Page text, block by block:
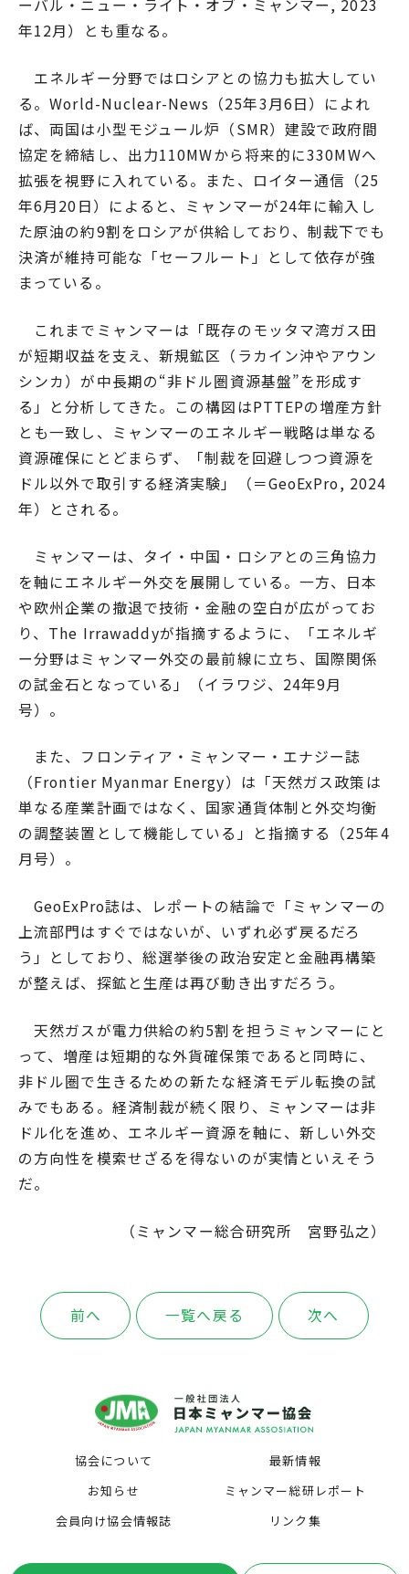
ーバル・ニュー・ライト・オブ・ミャンマー, 2023
年12月）とも重なる。
エネルギー分野ではロシアとの協力も拡大してい
る。World-Nuclear-News（25年3月6日）によれ
ば、両国は小型モジュール炉（SMR）建設で政府間
協定を締結し、出力110MWから将来的に330MWへ
拡張を視野に入れている。また、ロイター通信（25
年6月20日）によると、ミャンマーが24年に輸入し
た原油の約9割をロシアが供給しており、制裁下でも
決済が維持可能な「セーフルート」として依存が強
まっている。
これまでミャンマーは「既存のモッタマ湾ガス田
が短期収益を支え、新規鉱区（ラカイン沖やアウン
シンカ）が中長期の“非ドル圏資源基盤”を形成す
る」と分析してきた。この構図はPTTEPの増産方針
とも一致し、ミャンマーのエネルギー戦略は単なる
資源確保にとどまらず、「制裁を回避しつつ資源を
ドル以外で取引する経済実験」（＝GeoExPro, 2024
年）とされる。
ミャンマーは、タイ・中国・ロシアとの三角協力
を軸にエネルギー外交を展開している。一方、日本
や欧州企業の撤退で技術・金融の空白が広がってお
り、The Irrawaddyが指摘するように、「エネルギ
ー分野はミャンマー外交の最前線に立ち、国際関係
の試金石となっている」（イラワジ、24年9月
号）。
また、フロンティア・ミャンマー・エナジー誌
（Frontier Myanmar Energy）は「天然ガス政策は
単なる産業計画ではなく、国家通貨体制と外交均衡
の調整装置として機能している」と指摘する（25年4
月号）。
GeoExPro誌は、レポートの結論で「ミャンマーの
上流部門はすぐではないが、いずれ必ず戻るだろ
う」としており、総選挙後の政治安定と金融再構築
が整えば、探鉱と生産は再び動き出すだろう。
天然ガスが電力供給の約5割を担うミャンマーにと
って、増産は短期的な外貨確保策であると同時に、
非ドル圏で生きるための新たな経済モデル転換の試
みでもある。経済制裁が続く限り、ミャンマーは非
ドル化を進め、エネルギー資源を軸に、新しい外交
の方向性を模索せざるを得ないのが実情といえそう
だ。
（ミャンマー総合研究所 宮野弘之）
前へ 一覧へ戻る 次へ
協会について
最新情報
お知らせ
ミャンマー総研レポート
会員向け協会情報誌
リンク集